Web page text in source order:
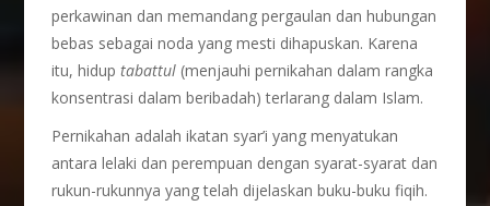
perkawinan dan memandang pergaulan dan hubungan
bebas sebagai noda yang mesti dihapuskan. Karena
itu, hiduptabattul (menjauhi pernikahan dalam rangka
konsentrasi dalam beribadah) terlarang dalam Islam.
Pernikahan adalah ikatan syar’i yang menyatukan
antara lelaki dan perempuan dengan syarat-syarat dan
rukun-rukunnya yang telah dijelaskan buku-buku fiqih.